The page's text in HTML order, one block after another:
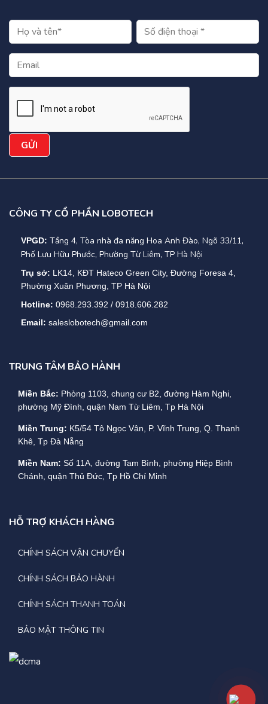
CÔNG TY CỔ PHẦN LOBOTECH
VPGD: Tầng 4, Tòa nhà đa năng Hoa Anh Đào, Ngõ 33/11,
Phố Lưu Hữu Phước, Phường Từ Liêm, TP Hà Nội
Trụ sở: LK14, KĐT Hateco Green City, Đường Foresa 4,
Phường Xuân Phương, TP Hà Nội
Hotline: 0968.293.392 / 0918.606.282
Email: saleslobotech@gmail.com
TRUNG TÂM BẢO HÀNH
Miền Bắc: Phòng 1103, chung cư B2, đường Hàm Nghi,
phường Mỹ Đình, quận Nam Từ Liêm, Tp Hà Nội
Miền Trung: K5/54 Tô Ngọc Vân, P. Vĩnh Trung, Q. Thanh
Khê, Tp Đà Nẵng
Miền Nam: Số 11A, đường Tam Bình, phường Hiệp Bình
Chánh, quận Thủ Đức, Tp Hồ Chí Minh
HỖ TRỢ KHÁCH HÀNG
CHÍNH SÁCH VẬN CHUYỂN
CHÍNH SÁCH BẢO HÀNH
CHÍNH SÁCH THANH TOÁN
BẢO MẬT THÔNG TIN